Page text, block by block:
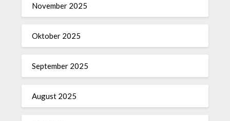
November 2025
Oktober 2025
September 2025
August 2025